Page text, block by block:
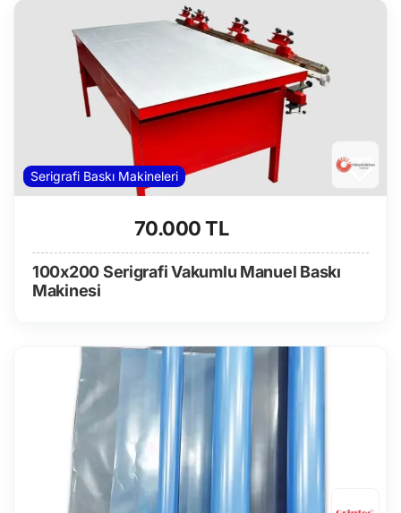
Serigrafi Baskı Makineleri
70.000 TL
100x200 Serigrafi Vakumlu Manuel Baskı
Makinesi